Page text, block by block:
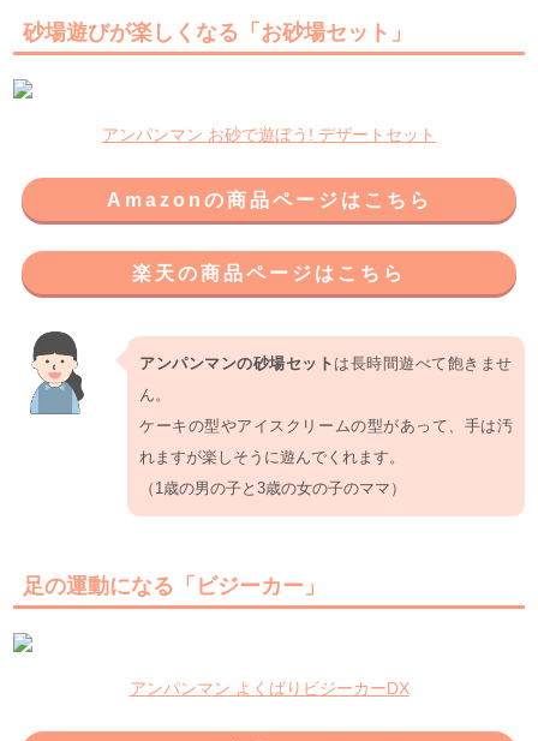
砂場遊びが楽しくなる「お砂場セット」
アンパンマン お砂で遊ぼう! デザートセット
Amazonの商品ページはこちら
楽天の商品ページはこちら
アンパンマンの砂場セット は長時間遊べて飽きませ
ん。
ケーキの型やアイスクリームの型があって、手は汚
れますが楽しそうに遊んでくれます。
（1歳の男の子と3歳の女の子のママ）
足の運動になる「ビジーカー」
アンパンマン よくばりビジーカーDX